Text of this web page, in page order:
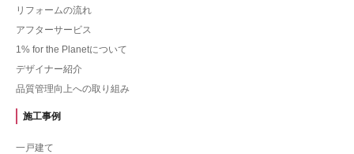
リフォームの流れ
アフターサービス
1% for the Planetについて
デザイナー紹介
品質管理向上への取り組み
施工事例
一戸建て